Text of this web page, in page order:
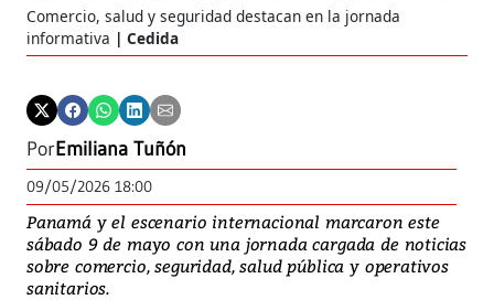
Comercio, salud y seguridad destacan en la jornada
informativa
Cedida
PorEmiliana Tuñón
09/05/2026 18:00
Panamá y el escenario internacional marcaron este
sábado 9 de mayo con una jornada cargada de noticias
sobre comercio, seguridad, salud pública y operativos
sanitarios.